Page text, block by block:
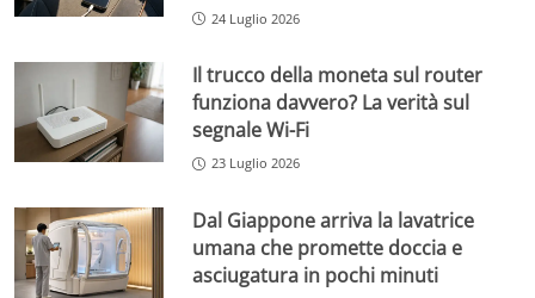
24 Luglio 2026
Il trucco della moneta sul router
funziona davvero? La verità sul
segnale Wi-Fi
23 Luglio 2026
Dal Giappone arriva la lavatrice
umana che promette doccia e
asciugatura in pochi minuti